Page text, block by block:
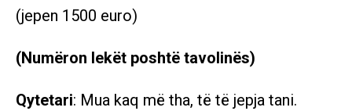
(jepen 1500 euro)
(Numëron lekët poshtë tavolinës)
Qytetari: Mua kaq më tha, të të jepja tani.